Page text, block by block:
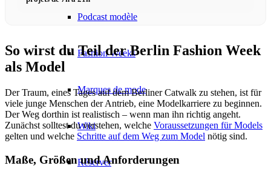
Podcast modèle
Fashion Weeks
Marques de mode
Wiki
Réserver
So wirst du Teil der Berlin Fashion Week
als Model
Der Traum, eines Tages auf dem Berliner Catwalk zu stehen, ist für
viele junge Menschen der Antrieb, eine Modelkarriere zu beginnen.
Der Weg dorthin ist realistisch – wenn man ihn richtig angeht.
Zunächst solltest du verstehen, welche Voraussetzungen für Models
gelten und welche Schritte auf dem Weg zum Model nötig sind.
Maße, Größen und Anforderungen